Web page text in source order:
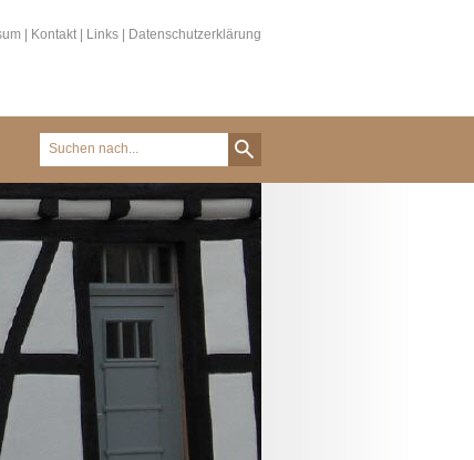
Kontakt Links Datenschutzerklärung